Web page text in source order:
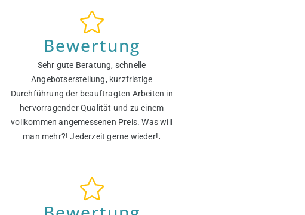
Bewertung
Sehr gute Beratung, schnelle
Angebotserstellung, kurzfristige
Durchführung der beauftragten Arbeiten in
hervorragender Qualität und zu einem
vollkommen angemessenen Preis. Was will
man mehr?! Jederzeit gerne wieder!.